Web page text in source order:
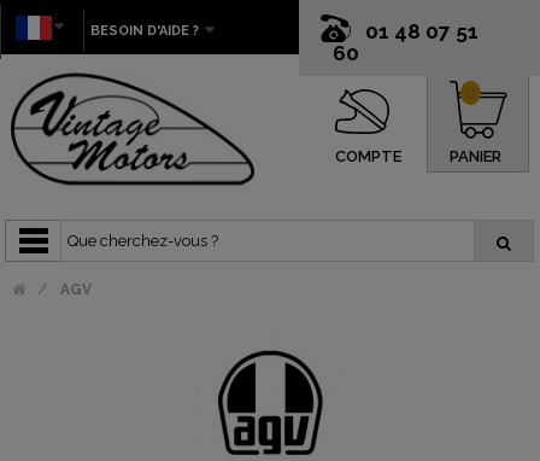
01 48 07 51
60
BESOIN D'AIDE ?
COMPTE PANIER
0
AGV